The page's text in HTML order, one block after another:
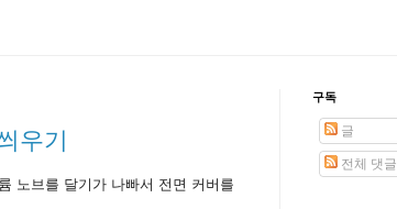
우기
노브를 달기가 나빠서 전면 커버를
구독
글
전체 댓글